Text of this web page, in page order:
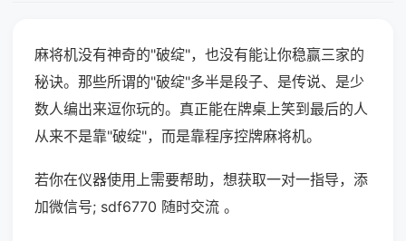
麻将机没有神奇的"破绽"，也没有能让你稳赢三家的
秘诀。那些所谓的"破绽"多半是段子、是传说、是少
数人编出来逗你玩的。真正能在牌桌上笑到最后的人
从来不是靠"破绽"，而是靠程序控牌麻将机。
若你在仪器使用上需要帮助，想获取一对一指导，添
加微信号; sdf6770 随时交流 。